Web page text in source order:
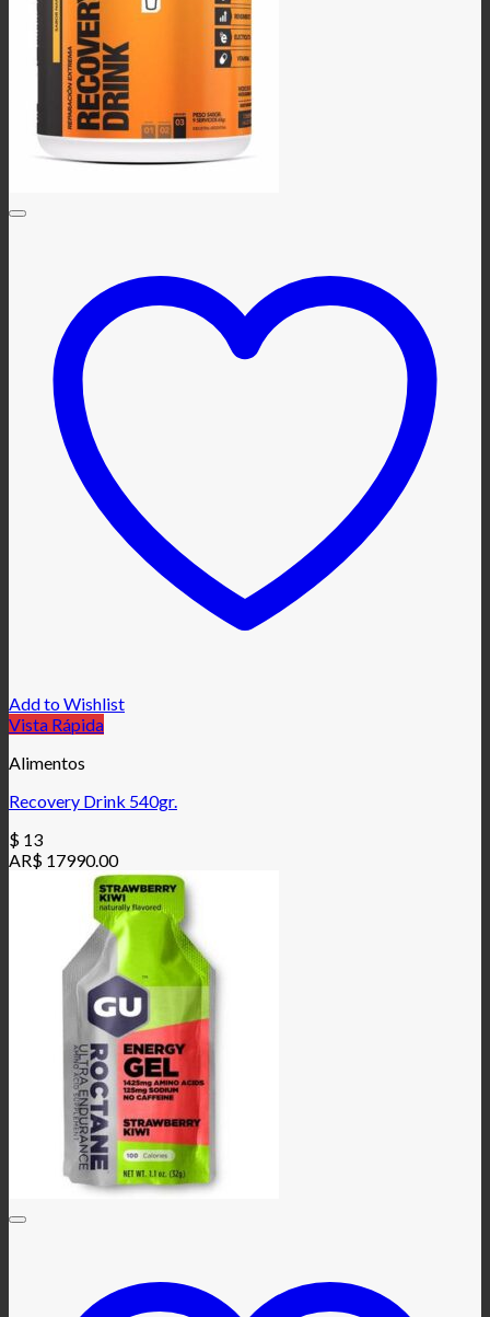
Add to Wishlist
Vista Rápida
Alimentos
Recovery Drink 540gr.
$ 13
AR$ 17990.00